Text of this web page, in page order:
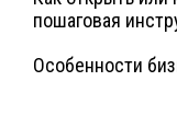
пошаговая
Особенности